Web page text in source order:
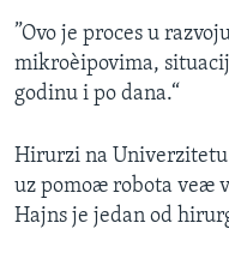
”Ovo je proces u
mikroèipovima,
godinu i po dana.“
Hirurzi na
uz pomoæ robota veæ
Hajns je jedan od